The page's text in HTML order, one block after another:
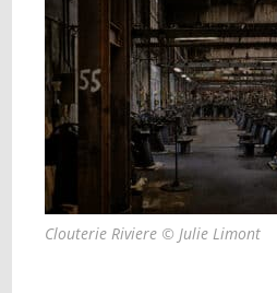
Clouterie Riviere © Julie Limont